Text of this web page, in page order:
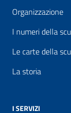
Organizzazione
I numeri della
Le carte della
La storia
I SERVIZI